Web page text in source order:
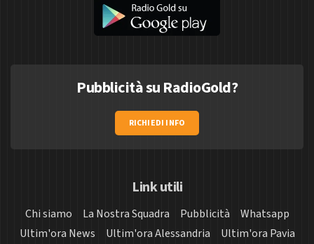
Pubblicità su RadioGold?
RICHIEDI INFO
Link utili
Chi siamo La Nostra Squadra Pubblicità
Whatsapp
Ultim'ora News
Ultim'ora Alessandria
Ultim'ora Pavia